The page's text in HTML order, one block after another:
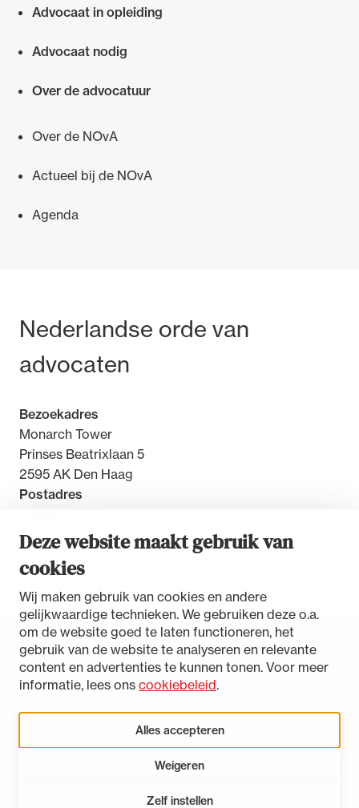
Deze website maakt gebruik van
cookies
Wij maken gebruik van cookies en andere
gelijkwaardige technieken. We gebruiken deze o.a.
om de website goed te laten functioneren, het
gebruik van de website te analyseren en relevante
content en advertenties te kunnen tonen. Voor meer
informatie, lees ons cookiebeleid.
Alles accepteren
Weigeren
Zelf instellen
Advocaat in opleiding
Advocaat nodig
Over de advocatuur
Over de NOvA
Actueel bij de NOvA
Agenda
Bezoek- en postadres
Nederlandse orde van
advocaten
Bezoekadres
Monarch Tower
Prinses Beatrixlaan 5
2595 AK Den Haag
Postadres
2500 GW Den Haag
Toegankelijkheidsverklaring
Disclaimer